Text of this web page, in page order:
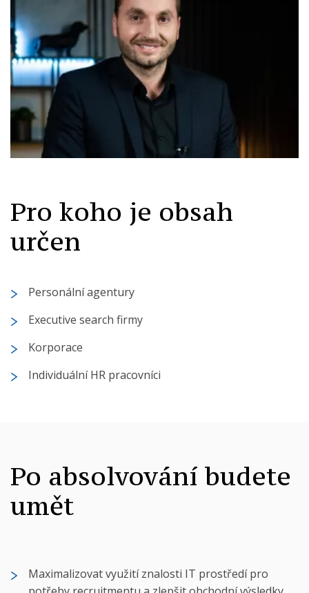
Pro koho je obsah
určen
Personální agentury
Executive search firmy
Korporace
Individuální HR pracovníci
Po absolvování budete
umět
Maximalizovat využití znalosti IT prostředí pro